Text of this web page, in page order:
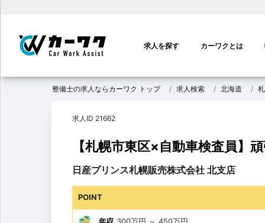
ン
ビ
ゲ
ン
求人を探す カーワクとは
整備士の求人ならカーワク トップ 求人検索 北海道
求人ID 21662
【札幌市東区×自動車検査員】
日産プリンス札幌販売株式会社 北支店
POINT
年収 300万円 ～ 450万円